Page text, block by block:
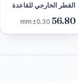
القطر الخارجي للقاعدة
56.80
±0.30